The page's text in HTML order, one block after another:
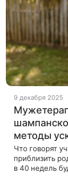
9 декабря 2025
методы
Что говорят
приблизить
в 40 недель